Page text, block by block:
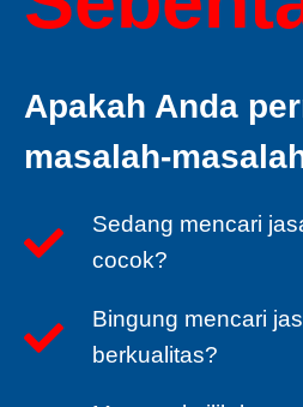
Apakah Anda
masalah-
Sedang mencari
cocok?
Bingung mencari
berkualitas?